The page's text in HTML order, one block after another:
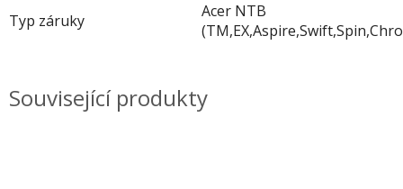
Typ záruky
Acer NTB
Související produkty